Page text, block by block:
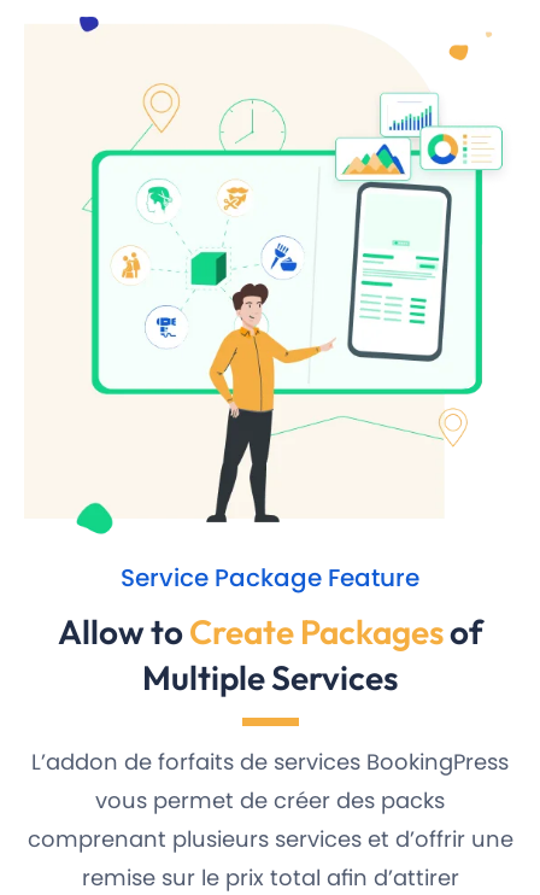
Service Package Feature
Allow toCreate Packagesof
Multiple Services
L’addon de forfaits de services BookingPress
vous permet de créer des packs
comprenant plusieurs services et d’offrir une
remise sur le prix total afin d’attirer